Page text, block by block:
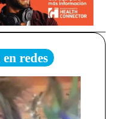
redes